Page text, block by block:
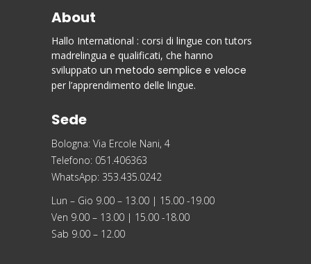
About
Hallo International : corsi di lingue con tutors
madrelingua e qualificati, che hanno
sviluppato un metodo semplice e veloce
per l’apprendimento delle lingue.
Sede
Bologna: Via Ercole Nani, 4
Telefono: 051.406363
WhatsApp: 353.435.0242
Lun – Gio 9.00 – 13.00 | 15.00 -19.00
Ven 9.00 – 13.00 | 15.00 -18.00
Sab 9.00 – 12.00